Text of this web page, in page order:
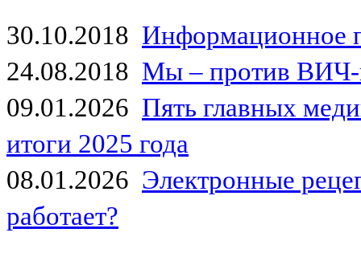
30.10.2018 Информационное
24.08.2018 Мы – против
09.01.2026 Пять главных
итоги 2025 года
08.01.2026 Электронные
работает?